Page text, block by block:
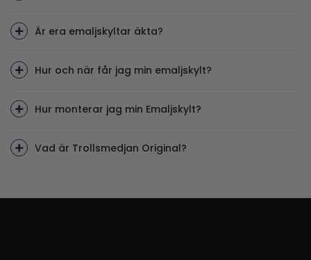
Är era emaljskyltar äkta?
Hur och när får jag min emaljskylt?
Hur monterar jag min Emaljskylt?
Vad är Trollsmedjan Original?